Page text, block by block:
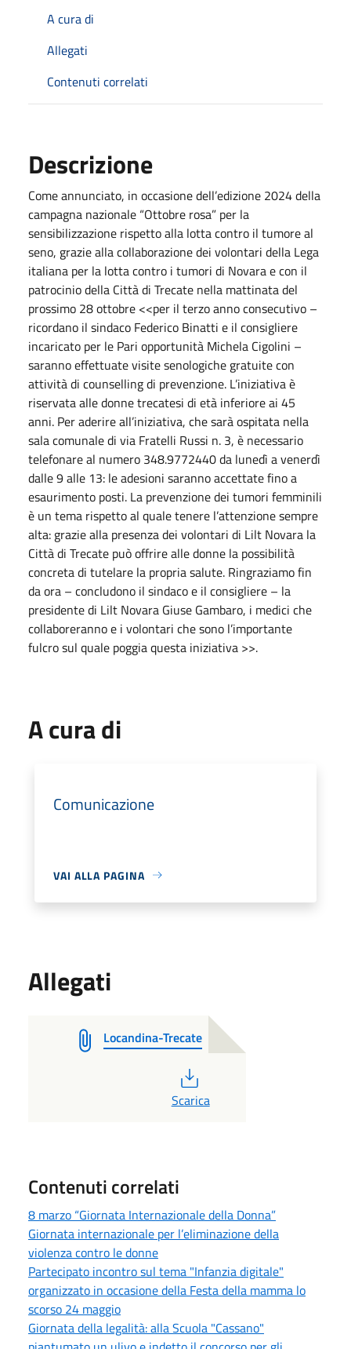
A cura di
Allegati
Contenuti correlati
Descrizione
Come annunciato, in occasione dell’edizione 2024 della
campagna nazionale “Ottobre rosa” per la
sensibilizzazione rispetto alla lotta contro il tumore al
seno, grazie alla collaborazione dei volontari della Lega
italiana per la lotta contro i tumori di Novara e con il
patrocinio della Città di Trecate nella mattinata del
prossimo 28 ottobre <<per il terzo anno consecutivo –
ricordano il sindaco Federico Binatti e il consigliere
incaricato per le Pari opportunità Michela Cigolini –
saranno effettuate visite senologiche gratuite con
attività di counselling di prevenzione. L’iniziativa è
riservata alle donne trecatesi di età inferiore ai 45
anni. Per aderire all’iniziativa, che sarà ospitata nella
sala comunale di via Fratelli Russi n. 3, è necessario
telefonare al numero 348.9772440 da lunedì a venerdì
dalle 9 alle 13: le adesioni saranno accettate fino a
esaurimento posti. La prevenzione dei tumori femminili
è un tema rispetto al quale tenere l’attenzione sempre
alta: grazie alla presenza dei volontari di Lilt Novara la
Città di Trecate può offrire alle donne la possibilità
concreta di tutelare la propria salute. Ringraziamo fin
da ora – concludono il sindaco e il consigliere – la
presidente di Lilt Novara Giuse Gambaro, i medici che
collaboreranno e i volontari che sono l’importante
fulcro sul quale poggia questa iniziativa >>.
A cura di
Comunicazione
VAI ALLA PAGINA
Allegati
Locandina-Trecate
Scarica
Contenuti correlati
8 marzo “Giornata Internazionale della Donna”
Giornata internazionale per l’eliminazione della
violenza contro le donne
Partecipato incontro sul tema "Infanzia digitale"
organizzato in occasione della Festa della mamma lo
scorso 24 maggio
Giornata della legalità: alla Scuola "Cassano"